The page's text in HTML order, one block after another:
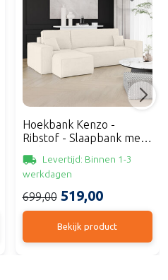
Hoekbank Kenzo -
Ribstof - Slaapbank met
Levertijd: Binnen 1-3
werkdagen
519,00
699,00
Bekijk product